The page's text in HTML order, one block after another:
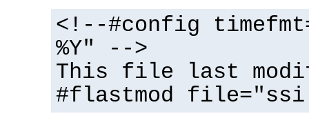
<!--#config
%Y" -->
This file last
#flastmod